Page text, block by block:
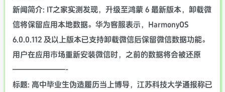
新闻简介: IT之家实测发现，升级至鸿蒙 6 最新版本，卸载微
信将保留应用本地数据。华为客服表示，HarmonyOS
6.0.0.112 及以上版本已支持卸载微信后保留微信数据功能。
用户在应用市场重新安装微信时，之前的数据将会被还原
———————-
标题: 高中毕业生伪造履历当上博导，江苏科技大学通报称已